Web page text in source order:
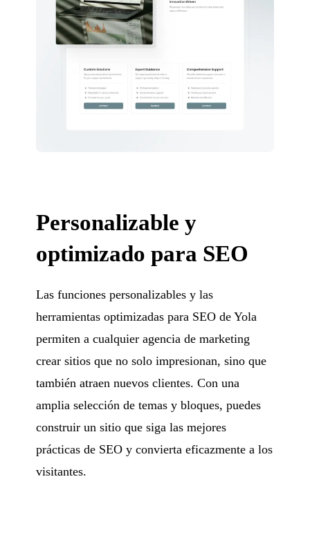
Personalizable y
optimizado para SEO
Las funciones personalizables y las
herramientas optimizadas para SEO de Yola
permiten a cualquier agencia de marketing
crear sitios que no solo impresionan, sino que
también atraen nuevos clientes. Con una
amplia selección de temas y bloques, puedes
construir un sitio que siga las mejores
prácticas de SEO y convierta eficazmente a los
visitantes.